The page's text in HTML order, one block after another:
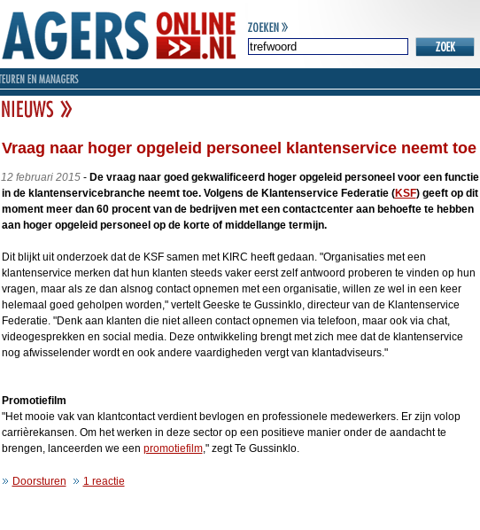
Vraag naar hoger opgeleid personeel klantenservice neemt toe
12 februari 2015- De vraag naar goed gekwalificeerd hoger opgeleid personeel voor een functie
in de klantenservicebranche neemt toe. Volgens de Klantenservice Federatie (KSF) geeft op dit
moment meer dan 60 procent van de bedrijven met een contactcenter aan behoefte te hebben
aan hoger opgeleid personeel op de korte of middellange termijn.
Dit blijkt uit onderzoek dat de KSF samen met KIRC heeft gedaan. "Organisaties met een
klantenservice merken dat hun klanten steeds vaker eerst zelf antwoord proberen te vinden op hun
vragen, maar als ze dan alsnog contact opnemen met een organisatie, willen ze wel in een keer
helemaal goed geholpen worden," vertelt Geeske te Gussinklo, directeur van de Klantenservice
Federatie. "Denk aan klanten die niet alleen contact opnemen via telefoon, maar ook via chat,
videogesprekken en social media. Deze ontwikkeling brengt met zich mee dat de klantenservice
nog afwisselender wordt en ook andere vaardigheden vergt van klantadviseurs."
Promotiefilm
"Het mooie vak van klantcontact verdient bevlogen en professionele medewerkers. Er zijn volop
carrièrekansen. Om het werken in deze sector op een positieve manier onder de aandacht te
brengen, lanceerden we een promotiefilm," zegt Te Gussinklo.
Doorsturen 1 reactie